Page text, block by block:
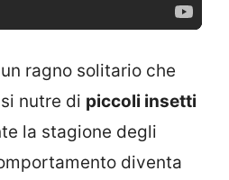
ragno solitario che
nutre di piccoli insetti
la stagione degli
diventa